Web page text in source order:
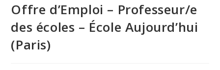
Offre d’Emploi – Professeur/e
des écoles – École Aujourd’hui
(Paris)